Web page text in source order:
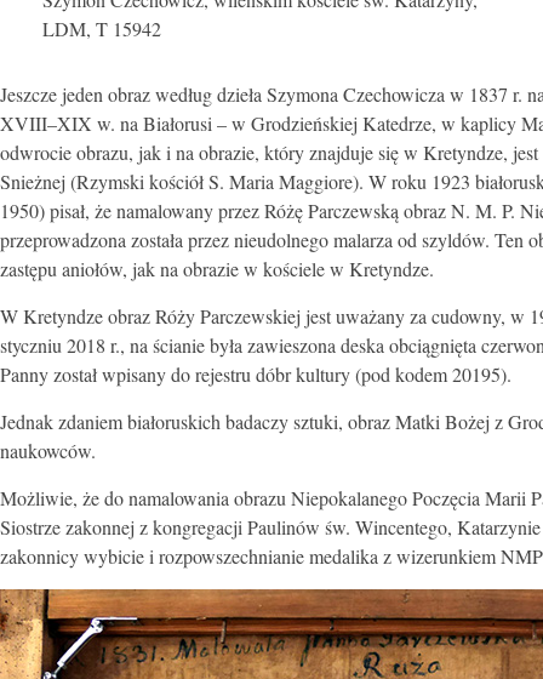
LDM, T 15942
Jeszcze jeden obraz według dzieła Szymona Czechowicza w 1837
XVIII–XIX w. na Białorusi – w Grodzieńskiej Katedrze, w kaplicy
odwrocie obrazu, jak i na obrazie, który znajduje się w Kretyndze,
Snieżnej (Rzymski kościół S. Maria Maggiore). W roku 1923
1950) pisał, że namalowany przez Różę Parczewską obraz N. M. P.
przeprowadzona została przez nieudolnego malarza od szyldów. Ten
zastępu aniołów, jak na obrazie w kościele w Kretyndze.
W Kretyndze obraz Róży Parczewskiej jest uważany za cudowny, w
styczniu 2018 r., na ścianie była zawieszona deska obciągnięta
Panny został wpisany do rejestru dóbr kultury (pod kodem 20195).
Jednak zdaniem białoruskich badaczy sztuki, obraz Matki Bożej z
naukowców.
Możliwie, że do namalowania obrazu Niepokalanego Poczęcia Marii
Siostrze zakonnej z kongregacji Paulinów św. Wincentego,
zakonnicy wybicie i rozpowszechnianie medalika z wizerunkiem